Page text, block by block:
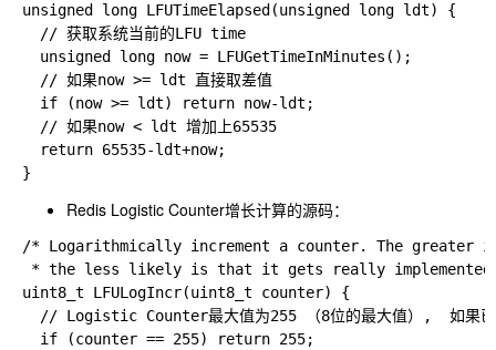
unsigned long LFUTimeElapsed(unsigned long ldt) {
  // 获取系统当前的LFU time
  unsigned long now = LFUGetTimeInMinutes();
  // 如果now >= ldt 直接取差值
  if (now >= ldt) return now-ldt;
  // 如果now < ldt 增加上65535
  return 65535-ldt+now;
Redis Logistic Counter增长计算的源码：
/* Logarithmically increment a counter. The greater
* the less likely is that it gets really
uint8_t LFULogIncr(uint8_t counter) {
// Logistic Counter最大值为255 （8位的最大值）,  如果已
  if (counter == 255) return 255;